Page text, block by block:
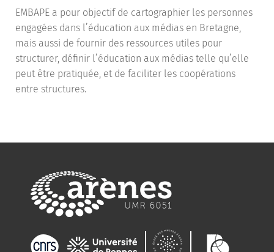
EMBAPE a pour objectif de cartographier les personnes
engagées dans l’éducation aux médias en Bretagne,
mais aussi de fournir des ressources utiles pour
structurer, définir l’éducation aux médias telle qu’elle
peut être pratiquée, et de faciliter les coopérations
entre structures.